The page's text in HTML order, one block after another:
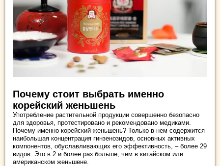
Почему стоит выбрать именно
корейский женьшень
Употребление растительной продукции совершенно безопасно
для здоровья, протестировано и рекомендовано медиками.
Почему именно корейский женьшень? Только в нем содержится
наибольшая концентрация гинзенозидов, основных активных
компонентов, обуславливающих его эффективность, – более 29
видов. Это в 2 и более раз больше, чем в китайском или
американском женьшене.